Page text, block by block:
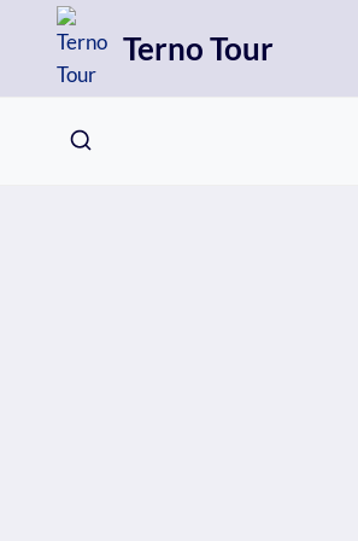
Přeskočit
Terno Tour